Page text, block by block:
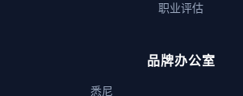
职业评估
品牌办公室
悉尼